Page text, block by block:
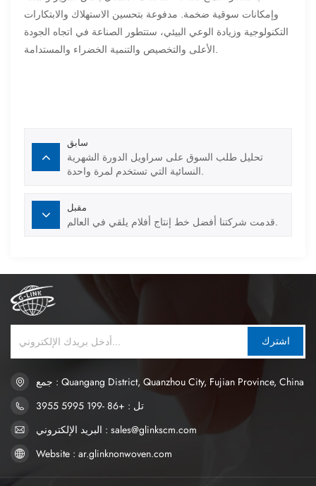
وإمكانات سوقية ضخمة. مدفوعة بتحسين الاستهلاك والابتكارات
التكنولوجية وزيادة الوعي البيئي، ستتطور الصناعة في اتجاه الجودة
الأعلى والتخصيص والتنمية الخضراء والمستدامة.
سابق
تحليل طلب السوق على سراويل الدورة الشهرية
النسائية التي تستخدم لمرة واحدة.
مقبل
قدمت شركتنا أفضل خط إنتاج أفلام يلقي في العالم.
اشترك
جمع : Quangang District, Quanzhou City, Fujian Province, China
تل : +86 -199 5995 3955
البريد الإلكتروني : sales@glinkscm.com
Website : ar.glinknonwoven.com